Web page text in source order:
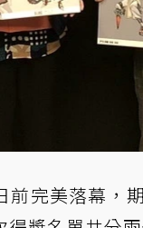
前完美落幕，